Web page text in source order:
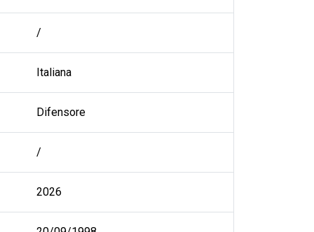
/
Italiana
Difensore
/
2026